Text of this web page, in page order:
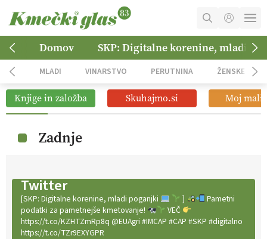
MOJ RAČUN
NAROČITE SE
OGLASNO TRŽENJE
Domov SKP: Digitalne korenine, mladi
MLADI VINARSTVO PERUTNINA ŽENSKE
Knjige in založba Skuhajmo.si Moj mali
Zadnje
Twitter
[SKP: Digitalne korenine, mladi poganjki ]
Pametni
podatki za pametnejše kmetovanje!
VEČ
https://t.co/KZHTZmRp8q @EUAgri #IMCAP #CAP #SKP #digitalno
https://t.co/TZr9EXYGPR